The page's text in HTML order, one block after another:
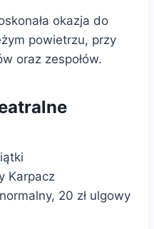
okazja do
powietrzu, przy
oraz zespołów.
Karpacz
20 zł ulgowy